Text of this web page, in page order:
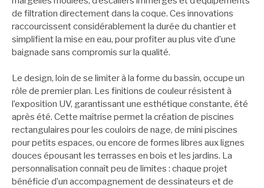
de filtration directement dans la coque. Ces innovations
raccourcissent considérablement la durée du chantier et
simplifient la mise en eau, pour profiter au plus vite d’une
baignade sans compromis sur la qualité.
Le design, loin de se limiter à la forme du bassin, occupe un
rôle de premier plan. Les finitions de couleur résistent à
l’exposition UV, garantissant une esthétique constante, été
après été. Cette maîtrise permet la création de piscines
rectangulaires pour les couloirs de nage, de mini piscines
pour petits espaces, ou encore de formes libres aux lignes
douces épousant les terrasses en bois et les jardins. La
personnalisation connaît peu de limites : chaque projet
bénéficie d’un accompagnement de dessinateurs et de